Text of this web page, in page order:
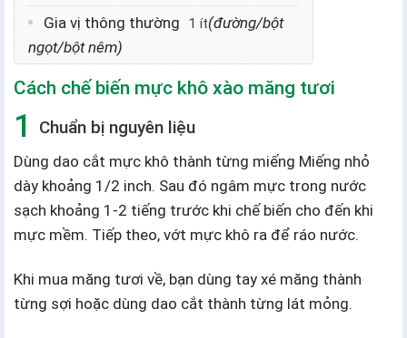
Gia vị thông thường 1 ít(đường/bột
ngọt/bột nêm)
Cách chế biến mực khô xào măng tươi
Chuẩn bị nguyên liệu
Dùng dao cắt mực khô thành từng miếng Miếng nhỏ
dày khoảng 1/2 inch. Sau đó ngâm mực trong nước
sạch khoảng 1-2 tiếng trước khi chế biến cho đến khi
mực mềm. Tiếp theo, vớt mực khô ra để ráo nước.
Khi mua măng tươi về, bạn dùng tay xé măng thành
từng sợi hoặc dùng dao cắt thành từng lát mỏng.